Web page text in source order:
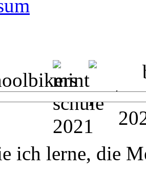
ich lerne, die